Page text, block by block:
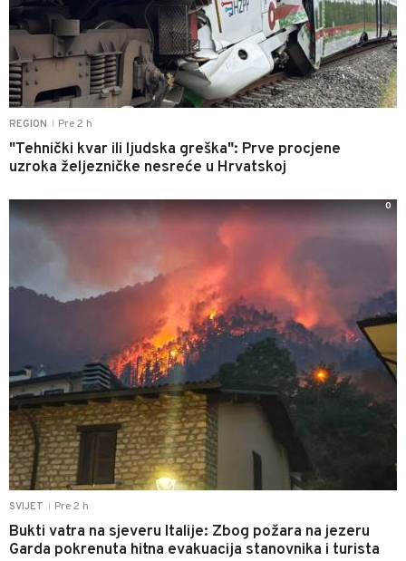
REGION Pre 2 h
"Tehnički kvar ili ljudska greška": Prve procjene
uzroka željezničke nesreće u Hrvatskoj
SVIJET Pre 2 h
Bukti vatra na sjeveru Italije: Zbog požara na jezeru
Garda pokrenuta hitna evakuacija stanovnika i turista
0